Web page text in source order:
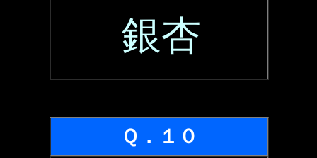
銀杏
Ｑ．１０